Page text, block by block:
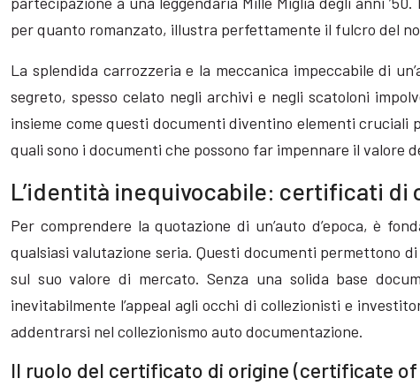
per quanto romanzato, illustra perfettamente il fulcro del
La splendida carrozzeria e la meccanica impeccabile di
segreto, spesso celato negli archivi e negli scatoloni
insieme come questi documenti diventino elementi cruciali
quali sono i documenti che possono far impennare il valore
L’identità inequivocabile: certificati di
Per comprendere la quotazione di un’auto d’epoca, è
qualsiasi valutazione seria. Questi documenti permettono
sul suo valore di mercato. Senza una solida base
inevitabilmente l’appeal agli occhi di collezionisti e
addentrarsi nel collezionismo auto documentazione.
Il ruolo del certificato di origine (certificate